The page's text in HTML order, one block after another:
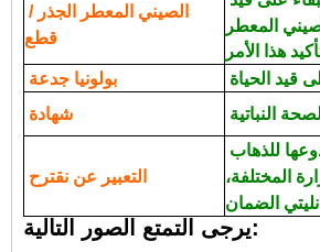
الصيني المعطر الجذر /
قطع
بولونيا جدعة
شهادة
النباتية
التعبير عن نقترح
المختلفة،
يرجى التمتع الصور التالية: